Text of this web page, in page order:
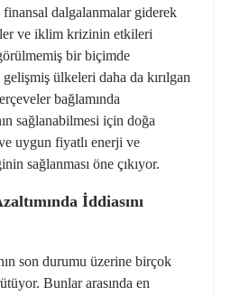
finansal dalgalanmalar giderek
ve iklim krizinin etkileri
bir biçimde
ülkeleri daha da kırılgan
bağlamında
sağlanabilmesi için doğa
uygun fiyatlı enerji ve
nin sağlanması öne çıkıyor.
İddiasını
son durumu üzerine birçok
Bunlar arasında en